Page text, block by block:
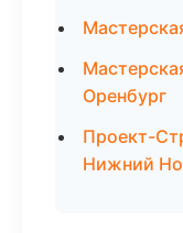
Оренбург
Проект-
Нижний